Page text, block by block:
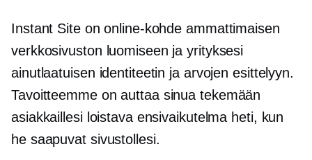
Instant Site on online-kohde ammattimaisen
verkkosivuston luomiseen ja yrityksesi
ainutlaatuisen identiteetin ja arvojen esittelyyn.
Tavoitteemme on auttaa sinua tekemään
asiakkaillesi loistava ensivaikutelma heti, kun
he saapuvat sivustollesi.